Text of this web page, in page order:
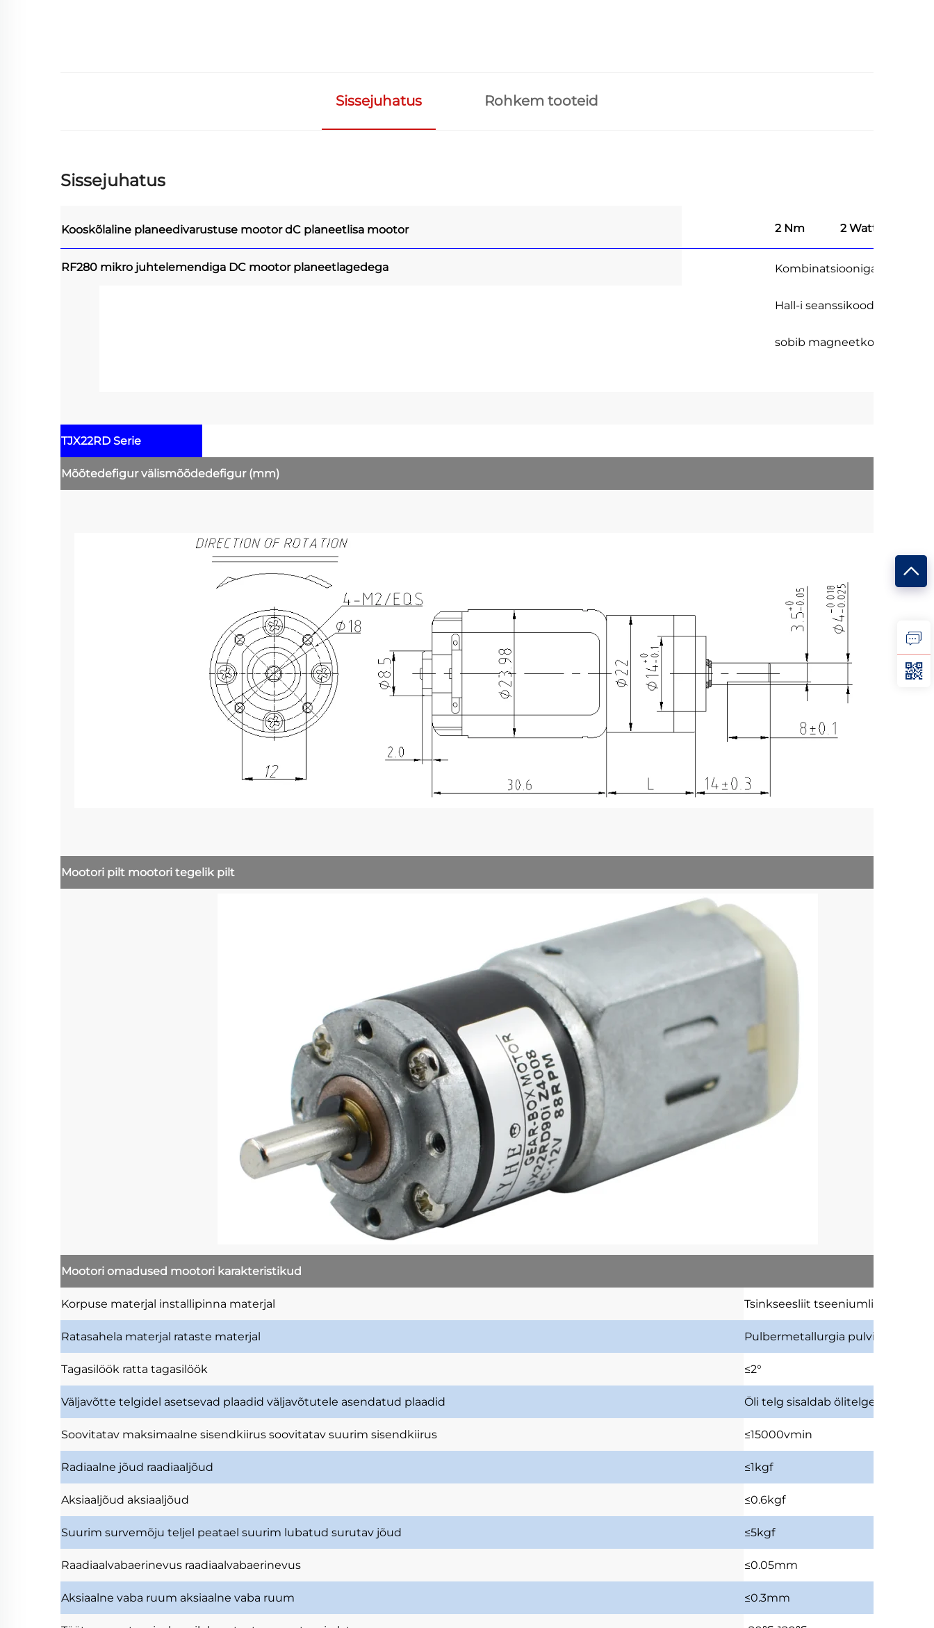
Sissejuhatus Rohkem tooteid
Sissejuhatus
Kooskõlaline planeedivarustuse mootordC planeetlisa mootor 2 Nm 2 Watti
RF280 mikro juhtelemendiga DC mootor planeetlagedega Kombinatsiooniga
Hall-i seanssikooder
sobib magneetkooderiga
TJX22RD Serie
Mõõtedefigurvälismõõdedefigur (mm)
Mootori pilt mootori tegelik pilt
Mootori omadused mootori karakteristikud
Korpuse materjal installipinna materjal Tsinkseesliit tseeniumligas
Ratasahela materjal rataste materjal Pulbermetallurgia pulvimetaall
Tagasilöök ratta tagasilöök ≤2°
Väljavõtte telgidel asetsevad plaadid väljavõtutele asendatud plaadid Öli telg sisaldab ölitelgeid
Soovitatav maksimaalne sisendkiirus soovitatav suurim sisendkiirus ≤15000vmin
Radiaalne jõud raadiaaljõud ≤1kgf
Aksiaaljõud aksiaaljõud ≤0.6kgf
Suurim survemõju teljel peatael suurim lubatud surutav jõud ≤5kgf
Raadiaalvabaerinevus raadiaalvabaerinevus ≤0.05mm
Aksiaalne vaba ruum aksiaalne vaba ruum ≤0.3mm